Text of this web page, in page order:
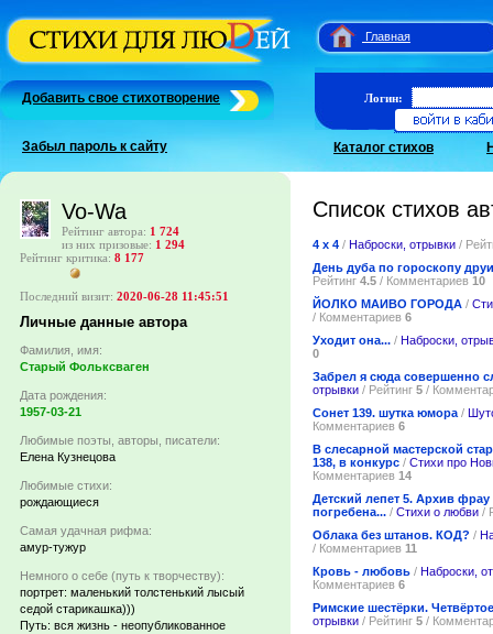
Главная
Добавить свое стихотворение
Забыл пароль к сайту
Логин:
Каталог стихов
Vo-Wa
Рейтинг автора: 1 724
из них призовые: 1 294
Рейтинг критика: 8 177
Последний визит: 2020-06-28 11:45:51
Личные данные автора
Фамилия, имя:
Старый Фольксваген
Дата рождения:
1957-03-21
Любимые поэты, авторы, писатели:
Елена Кузнецова
Любимые стихи:
рождающиеся
Самая удачная рифма:
амур-тужур
Немного о себе (путь к творчеству):
портрет: маленький толстенький лысый
седой старикашка)))
Путь: вся жизнь - неопубликованное
Список стихов
4 х 4 / Наброски, отрывки /
День дуба по гороскопу
Рейтинг 4.5 / Комментариев 10
ЙОЛКО МАИВО ГОРОДА /
/ Комментариев 6
Уходит она... / Наброски,
0
Забрел я сюда совершенно
отрывки / Рейтинг 5 /
Сонет 139. шутка юмора /
Комментариев 6
В слесарной мастерской
138, в конкурс / Стихи про
Комментариев 14
Детский лепет 5. Архив
погребена... / Стихи о любви /
Облака без штанов. КОД? /
/ Комментариев 11
Кровь - любовь / Наброски,
Комментариев 6
Римские шестёрки.
отрывки / Рейтинг 5 /